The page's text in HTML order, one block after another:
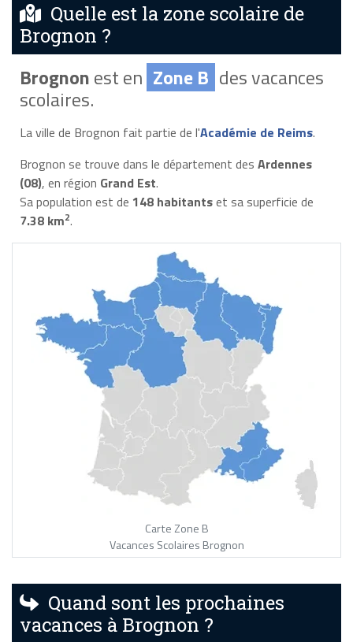
Quelle est la zone scolaire de
Brognon ?
Brognonest en Zone B des vacances
scolaires.
La ville de Brognon fait partie de l'Académie de Reims.
Brognon se trouve dans le département des Ardennes
(08), en région Grand Est.
Sa population est de 148 habitantset sa superficie de
7.38 km2.
Carte Zone B
Vacances Scolaires Brognon
Quand sont les prochaines
vacances à Brognon ?